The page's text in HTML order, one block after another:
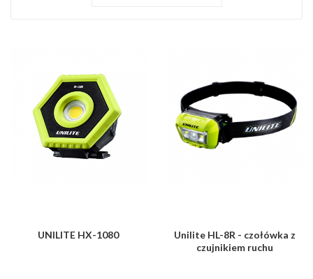
UNILITE HX-1080
Unilite HL-8R - czołówka z
czujnikiem ruchu